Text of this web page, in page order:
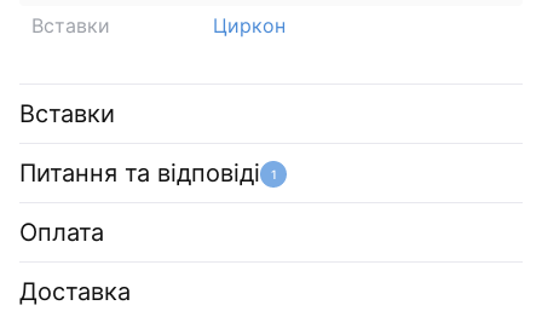
Вставки
Циркон
Вставки
Питання та відповіді 1
Оплата
Доставка